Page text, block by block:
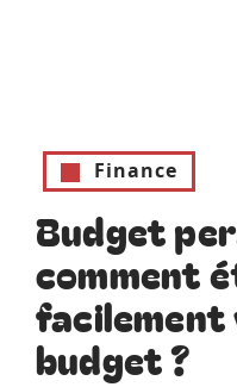
Finance
Budget
comment
budget ?